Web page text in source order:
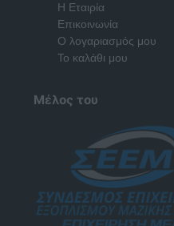
Η Εταιρία
Επικοινωνία
Ο λογαριασμός μου
Το καλάθι μου
Μέλος του